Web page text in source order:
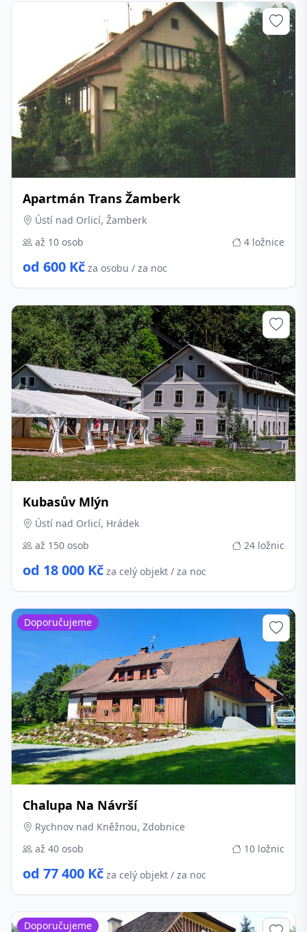
Apartmán Trans Žamberk
Ústí nad Orlicí, Žamberk
až 10 osob
4 ložnice
od 600 Kč za osobu / za noc
Kubasův Mlýn
Ústí nad Orlicí, Hrádek
až 150 osob
24 ložnic
od 18 000 Kč za celý objekt / za noc
Chalupa Na Návrší
Rychnov nad Kněžnou, Zdobnice
až 40 osob
10 ložnic
od 77 400 Kč za celý objekt / za noc
Doporučujeme
Doporučujeme